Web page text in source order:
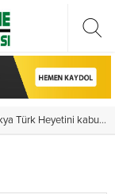
Türkiye Cumhurbaşkanı Erdoğan Batı Trakya Türk Heyetini kabul etti